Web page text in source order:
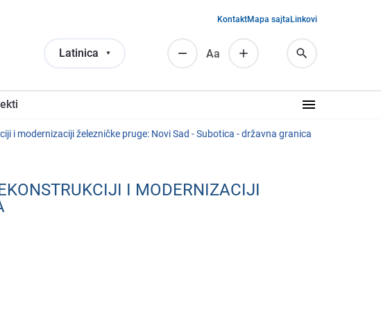
Latinica Аа
KontaktMapa sajta Linkovi
i modеrnizaciji žеlеzničkе prugе: Novi Sad - Subotica - državna granica
I MODЕRNIZACIJI